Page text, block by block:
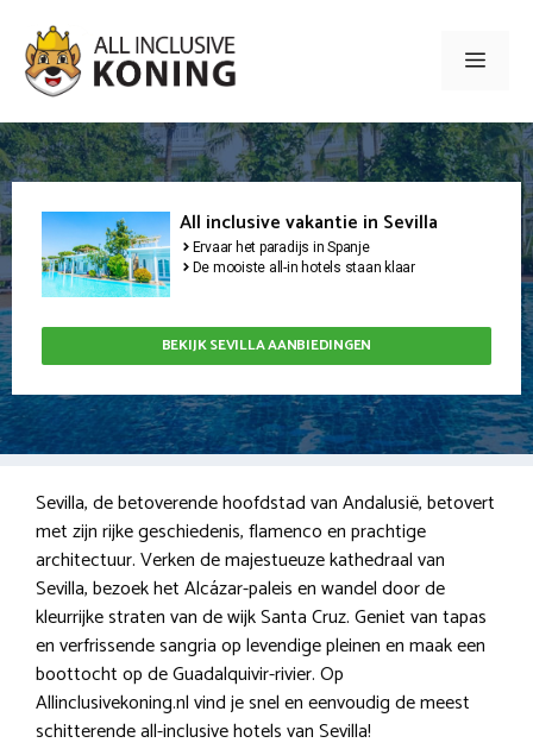
naar
inhoud
Menu
All inclusive vakantie in Sevilla
Ervaar het paradijs in Spanje
De mooiste all-in hotels staan klaar
BEKIJK SEVILLA AANBIEDINGEN
Sevilla, de betoverende hoofdstad van Andalusië, betovert
met zijn rijke geschiedenis, flamenco en prachtige
architectuur. Verken de majestueuze kathedraal van
Sevilla, bezoek het Alcázar-paleis en wandel door de
kleurrijke straten van de wijk Santa Cruz. Geniet van tapas
en verfrissende sangria op levendige pleinen en maak een
boottocht op de Guadalquivir-rivier. Op
Allinclusivekoning.nl vind je snel en eenvoudig de meest
schitterende all-inclusive hotels van Sevilla!